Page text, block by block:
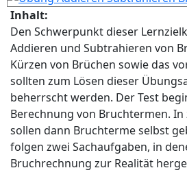
Inhalt:
Den Schwerpunkt dieser
Addieren und Subtrahieren von
Kürzen von Brüchen sowie das
sollten zum Lösen dieser
beherrscht werden. Der Test
Berechnung von Bruchtermen. In
sollen dann Bruchterme selbst
folgen zwei Sachaufgaben, in
Bruchrechnung zur Realität